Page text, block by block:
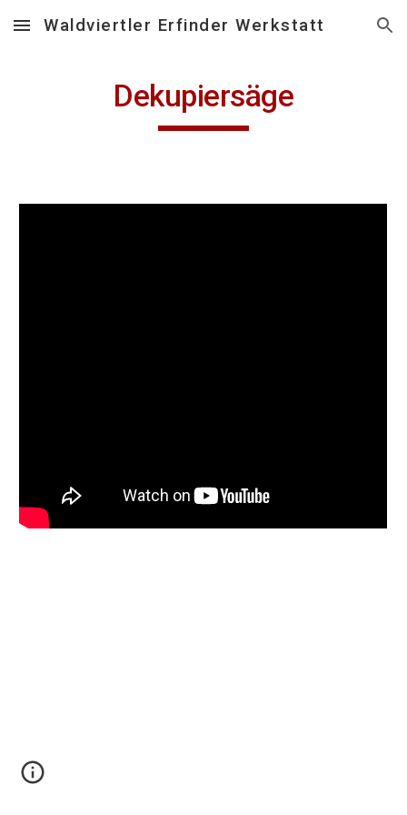
Skip to main content Skip to navigation
Waldviertler Erfinder Werkstatt
Dekupiersäge